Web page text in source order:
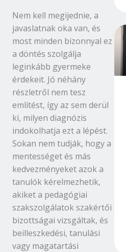
Nem kell megijednie, a
javaslatnak oka van, és
most minden bizonnyal ez
a döntés szolgálja
leginkább gyermeke
érdekeit. Jó néhány
részletről nem tesz
említést, így az sem derül
ki, milyen diagnózis
indokolhatja ezt a lépést.
Sokan nem tudják, hogy a
mentességet és más
kedvezményeket azok a
tanulók kérelmezhetik,
akiket a pedagógiai
szakszolgálatok szakértői
bizottságai vizsgáltak, és
beilleszkedési, tanulási
vagy magatartási